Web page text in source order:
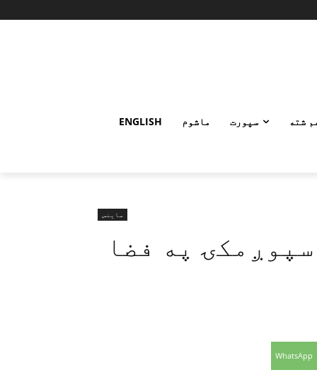
شته سپورت ماشوم ENGLISH
ساینس
په فضا
WhatsApp